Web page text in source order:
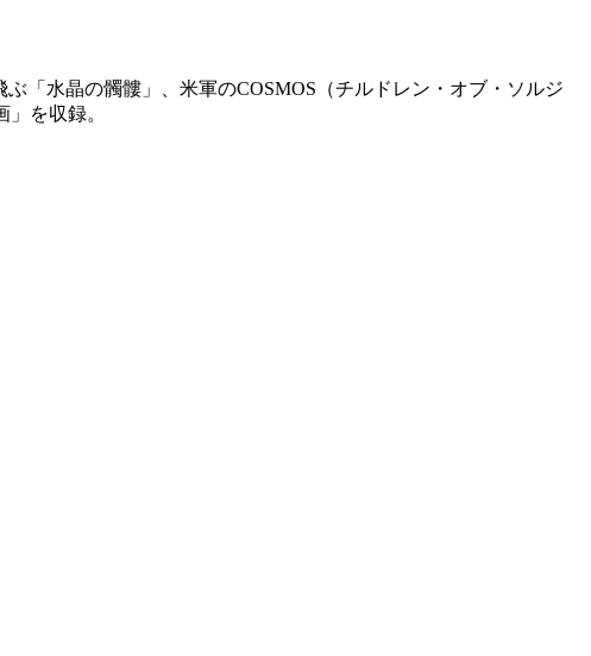
「水晶の髑髏」、米軍のCOSMOS（チルドレン・オブ・ソルジ
を収録。